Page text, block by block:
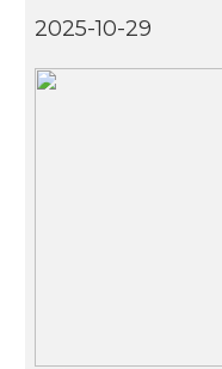
2025-10-29